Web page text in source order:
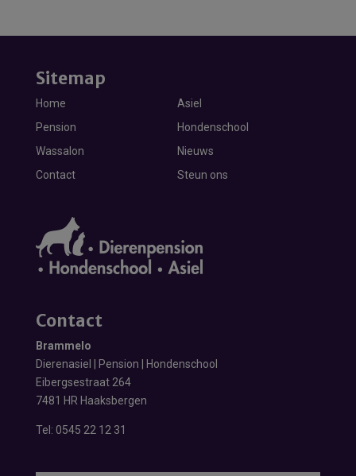
Sitemap
Home
Asiel
Pension
Hondenschool
Wassalon
Nieuws
Contact
Steun ons
Contact
Brammelo
Dierenasiel | Pension | Hondenschool
Eibergsestraat 264
7481 HR Haaksbergen
Tel: 0545 22 12 31